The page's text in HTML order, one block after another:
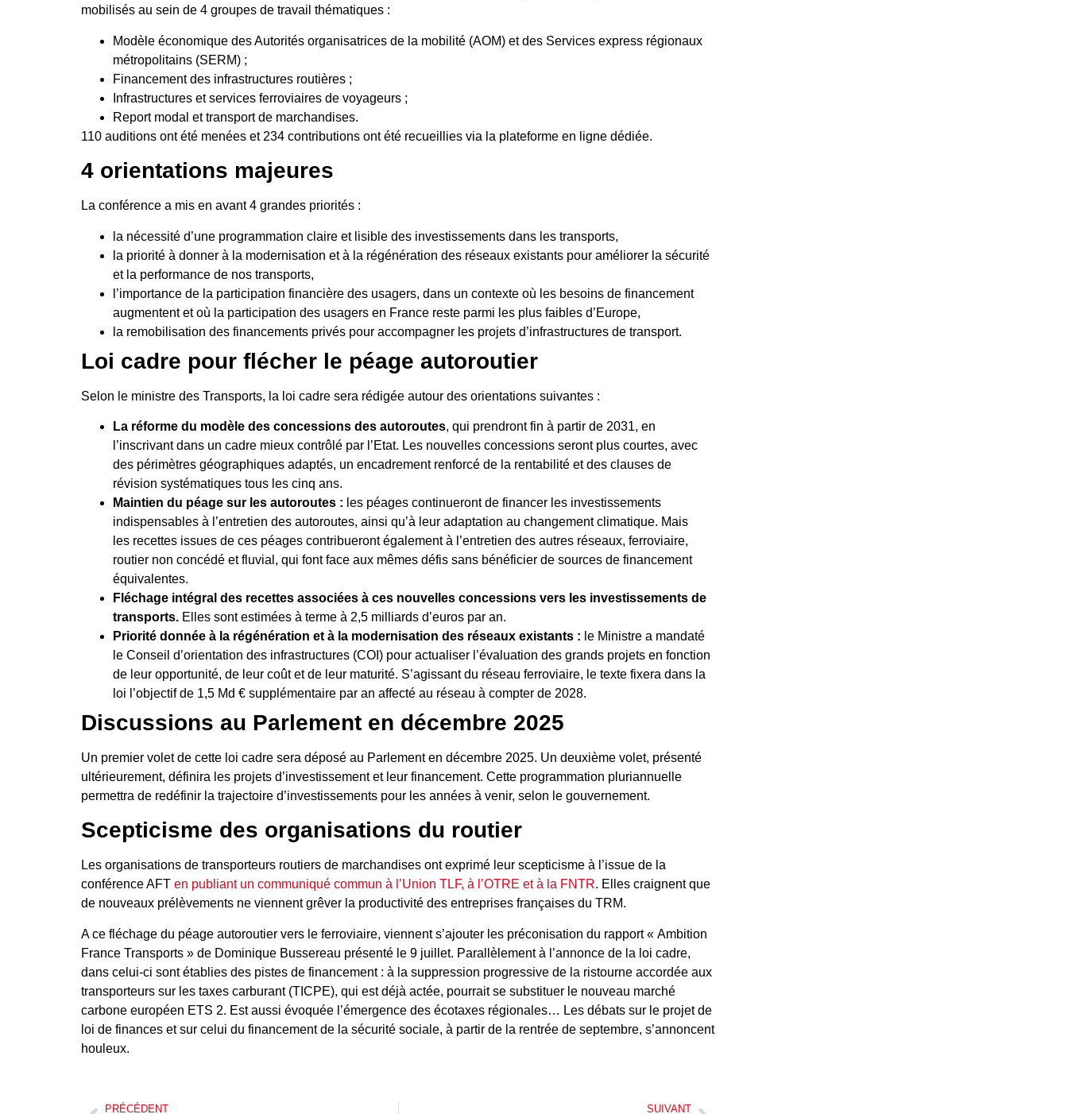
mobilisés au sein de 4 groupes de travail thématiques :
Modèle économique des Autorités organisatrices de la mobilité (AOM) et des Services express régionaux
métropolitains (SERM) ;
Financement des infrastructures routières ;
Infrastructures et services ferroviaires de voyageurs ;
Report modal et transport de marchandises.
110 auditions ont été menées et 234 contributions ont été recueillies via la plateforme en ligne dédiée.
4 orientations majeures
La conférence a mis en avant 4 grandes priorités :
la nécessité d’une programmation claire et lisible des investissements dans les transports,
la priorité à donner à la modernisation et à la régénération des réseaux existants pour améliorer la sécurité
et la performance de nos transports,
l’importance de la participation financière des usagers, dans un contexte où les besoins de financement
augmentent et où la participation des usagers en France reste parmi les plus faibles d’Europe,
la remobilisation des financements privés pour accompagner les projets d’infrastructures de transport.
Loi cadre pour flécher le péage autoroutier
Selon le ministre des Transports, la loi cadre sera rédigée autour des orientations suivantes :
La réforme du modèle des concessions des autoroutes, qui prendront fin à partir de 2031, en
l’inscrivant dans un cadre mieux contrôlé par l’Etat. Les nouvelles concessions seront plus courtes, avec
des périmètres géographiques adaptés, un encadrement renforcé de la rentabilité et des clauses de
révision systématiques tous les cinq ans.
Maintien du péage sur les autoroutes : les péages continueront de financer les investissements
indispensables à l’entretien des autoroutes, ainsi qu’à leur adaptation au changement climatique. Mais
les recettes issues de ces péages contribueront également à l’entretien des autres réseaux, ferroviaire,
routier non concédé et fluvial, qui font face aux mêmes défis sans bénéficier de sources de financement
équivalentes.
Fléchage intégral des recettes associées à ces nouvelles concessions vers les investissements de
transports. Elles sont estimées à terme à 2,5 milliards d’euros par an.
Priorité donnée à la régénération et à la modernisation des réseaux existants : le Ministre a mandaté
le Conseil d’orientation des infrastructures (COI) pour actualiser l’évaluation des grands projets en fonction
de leur opportunité, de leur coût et de leur maturité. S’agissant du réseau ferroviaire, le texte fixera dans la
loi l’objectif de 1,5 Md € supplémentaire par an affecté au réseau à compter de 2028.
Discussions au Parlement en décembre 2025
Un premier volet de cette loi cadre sera déposé au Parlement en décembre 2025. Un deuxième volet, présenté
ultérieurement, définira les projets d’investissement et leur financement. Cette programmation pluriannuelle
permettra de redéfinir la trajectoire d’investissements pour les années à venir, selon le gouvernement.
Scepticisme des organisations du routier
Les organisations de transporteurs routiers de marchandises ont exprimé leur scepticisme à l’issue de la
conférence AFT en publiant un communiqué commun à l’Union TLF, à l’OTRE et à la FNTR. Elles craignent que
de nouveaux prélèvements ne viennent grêver la productivité des entreprises françaises du TRM.
A ce fléchage du péage autoroutier vers le ferroviaire, viennent s’ajouter les préconisation du rapport « Ambition
France Transports » de Dominique Bussereau présenté le 9 juillet. Parallèlement à l’annonce de la loi cadre,
dans celui-ci sont établies des pistes de financement : à la suppression progressive de la ristourne accordée aux
transporteurs sur les taxes carburant (TICPE), qui est déjà actée, pourrait se substituer le nouveau marché
carbone européen ETS 2. Est aussi évoquée l’émergence des écotaxes régionales… Les débats sur le projet de
loi de finances et sur celui du financement de la sécurité sociale, à partir de la rentrée de septembre, s’annoncent
houleux.
PRÉCÉDENT SUIVANT